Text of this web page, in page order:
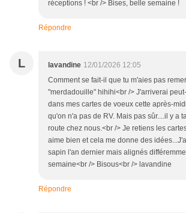
réceptions ! <br /> Bises, belle semaine !
Répondre
L lavandine 12/01/2026 12:05
Comment se fait-il que tu m'aies pas
"merdadouille" hihihi<br /> J'arriverai
dans mes cartes de voeux cette après-
qu'on n'a pas de RV. Mais pas sûr....il y a
route chez nous.<br /> Je retiens les
aime bien et cela me donne des
sapin l'an dernier mais alignés
semaine<br /> Bisous<br /> lavandine
Répondre